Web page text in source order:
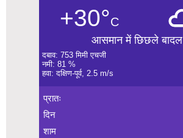
+30°C
आसमान में छिछले बादल
दबाव: 753 मिमी एचजी
नमी: 81 %
हवा: दक्षिण-पूर्व, 2.5 m/s
प्रातः
दिन
शाम